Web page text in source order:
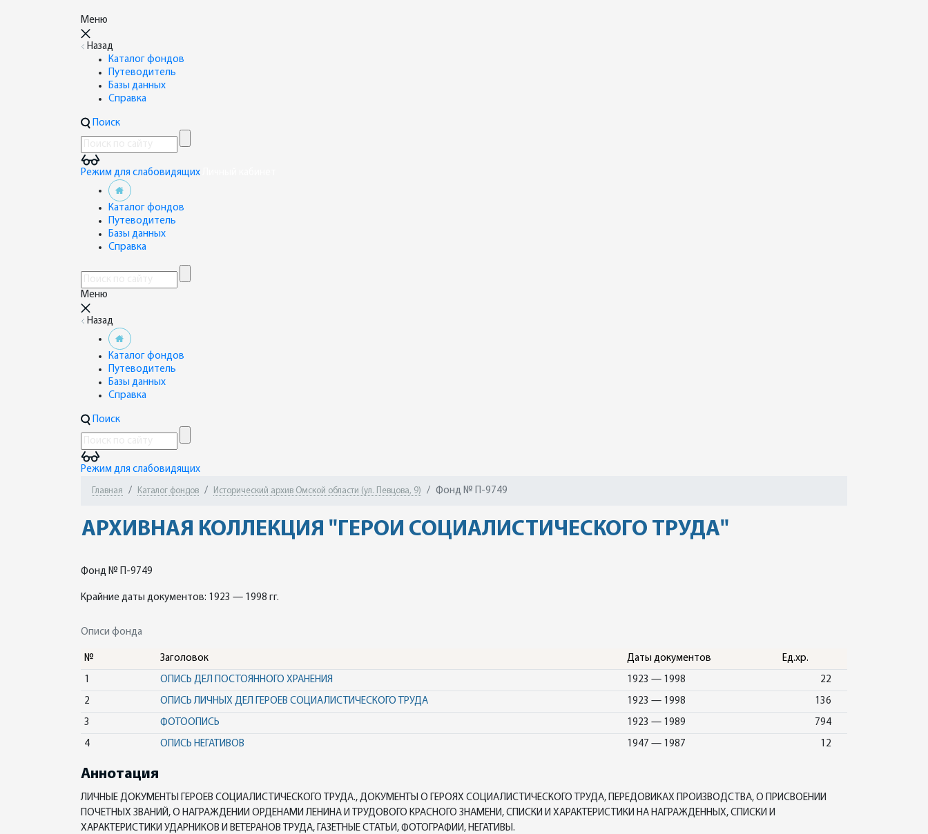
Меню
Назад
Каталог фондов
Путеводитель
Базы данных
Справка
Поиск
Режим для слабовидящих
Каталог фондов
Путеводитель
Базы данных
Справка
Меню
Назад
Каталог фондов
Путеводитель
Базы данных
Справка
Поиск
Режим для слабовидящих
Главная Каталог фондов Исторический архив Омской области (ул. Певцова, 9) Фонд № П-9749
АРХИВНАЯ КОЛЛЕКЦИЯ "ГЕРОИ СОЦИАЛИСТИЧЕСКОГО ТРУДА"
Фонд № П-9749
Крайние даты документов: 1923 — 1998 гг.
Описи фонда
№ Заголовок Даты документов Ед.хр.
1 ОПИСЬ ДЕЛ ПОСТОЯННОГО ХРАНЕНИЯ 1923 — 1998 22
2 ОПИСЬ ЛИЧНЫХ ДЕЛ ГЕРОЕВ СОЦИАЛИСТИЧЕСКОГО ТРУДА 1923 — 1998 136
3 ФОТООПИСЬ 1923 — 1989 794
4 ОПИСЬ НЕГАТИВОВ 1947 — 1987 12
Аннотация
ЛИЧНЫЕ ДОКУМЕНТЫ ГЕРОЕВ СОЦИАЛИСТИЧЕСКОГО ТРУДА., ДОКУМЕНТЫ О ГЕРОЯХ СОЦИАЛИСТИЧЕСКОГО ТРУДА, ПЕРЕДОВИКАХ ПРОИЗВОДСТВА, О ПРИСВОЕНИИ
ПОЧЕТНЫХ ЗВАНИЙ, О НАГРАЖДЕНИИ ОРДЕНАМИ ЛЕНИНА И ТРУДОВОГО КРАСНОГО ЗНАМЕНИ, СПИСКИ И ХАРАКТЕРИСТИКИ НА НАГРАЖДЕННЫХ, СПИСКИ И
ХАРАКТЕРИСТИКИ УДАРНИКОВ И ВЕТЕРАНОВ ТРУДА, ГАЗЕТНЫЕ СТАТЬИ, ФОТОГРАФИИ, НЕГАТИВЫ.